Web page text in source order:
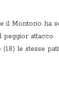
il Montorio ha
peggior
le stesse